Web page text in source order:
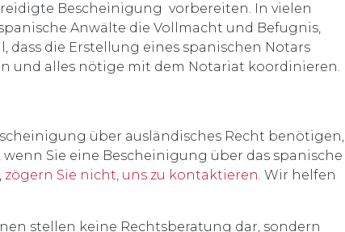
Bescheinigung vorbereiten. In vielen
Anwälte die Vollmacht und Befugnis,
dass die Erstellung eines spanischen Notars
und alles nötige mit dem Notariat koordinieren.
über ausländisches Recht benötigen,
Sie eine Bescheinigung über das spanische
zögern Sie nicht, uns zu kontaktieren. Wir helfen
stellen keine Rechtsberatung dar, sondern